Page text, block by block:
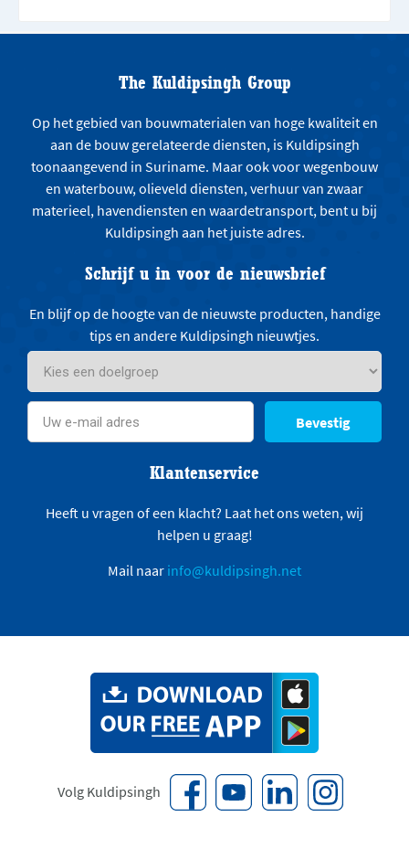
The Kuldipsingh Group
Op het gebied van bouwmaterialen van hoge kwaliteit en
aan de bouw gerelateerde diensten, is Kuldipsingh
toonaangevend in Suriname. Maar ook voor wegenbouw
en waterbouw, olieveld diensten, verhuur van zwaar
materieel, havendiensten en waardetransport, bent u bij
Kuldipsingh aan het juiste adres.
Schrijf u in voor de nieuwsbrief
En blijf op de hoogte van de nieuwste producten, handige
tips en andere Kuldipsingh nieuwtjes.
Bevestig
Klantenservice
Heeft u vragen of een klacht? Laat het ons weten, wij
helpen u graag!
Mail naar info@kuldipsingh.net
Volg Kuldipsingh